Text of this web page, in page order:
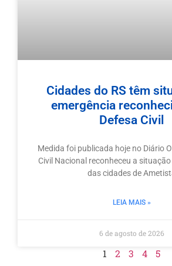
Cidades do RS têm
emergência
Defesa Civil
Medida foi publicada hoje no Diário
Civil Nacional reconheceu a
das cidades de
LEIA MAIS »
6 de agosto de 2026
1 2 3 4 5